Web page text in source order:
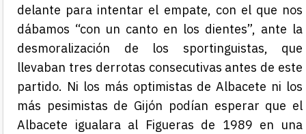
delante para intentar el empate, con el que nos
dábamos “con un canto en los dientes”, ante la
desmoralización de los sportinguistas, que
llevaban tres derrotas consecutivas antes de este
partido. Ni los más optimistas de Albacete ni los
más pesimistas de Gijón podían esperar que el
Albacete igualara al Figueras de 1989 en una